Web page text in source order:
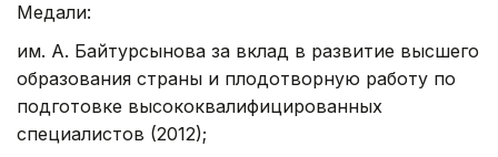
Медали:
им. А. Байтурсынова за вклад в развитие высшего
образования страны и плодотворную работу по
подготовке высококвалифицированных
специалистов (2012);